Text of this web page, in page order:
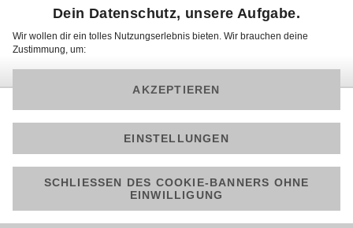
Produktplatzierungen